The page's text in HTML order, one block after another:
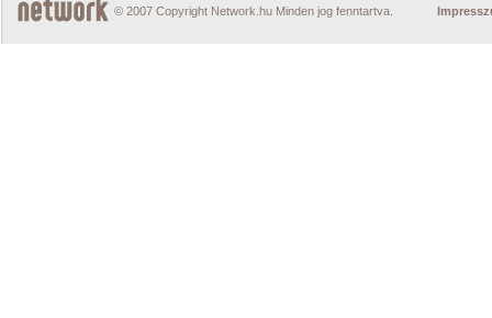
© 2007 Copyright Network.hu Minden jog fenntartva.